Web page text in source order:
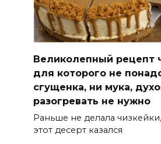
Великолепный рецепт
для которого не
сгущенка, ни мука,
разогревать не нужно
Раньше не делала
этот десерт казался